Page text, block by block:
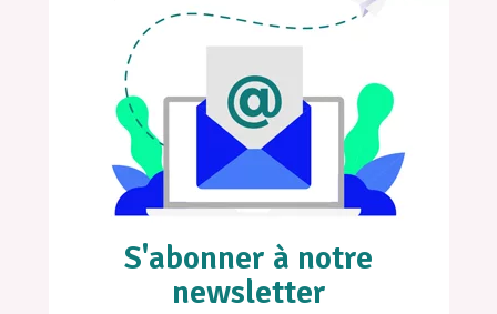
S'abonner à notre
newsletter